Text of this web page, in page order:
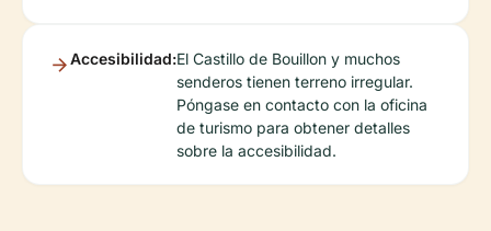
Accesibilidad:El Castillo de Bouillon y muchos
senderos tienen terreno irregular.
Póngase en contacto con la oficina
de turismo para obtener detalles
sobre la accesibilidad.